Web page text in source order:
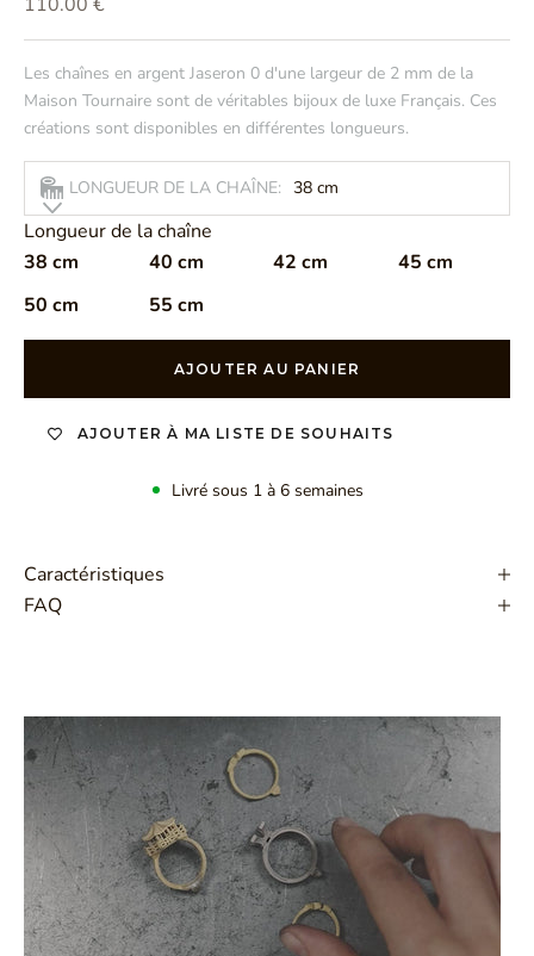
Les chaînes en argent Jaseron 0 d'une largeur de 2 mm de la
Maison Tournaire sont de véritables bijoux de luxe Français. Ces
créations sont disponibles en différentes longueurs.
LONGUEUR DE LA CHAÎNE: 38 cm
Longueur de la chaîne
38 cm
40 cm 42 cm
45 cm
50 cm
55 cm
AJOUTER AU PANIER
AJOUTER À MA LISTE DE SOUHAITS
Livré sous 1 à 6 semaines
Caractéristiques
FAQ